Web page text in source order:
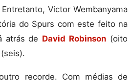
Victor Wembanyama
do Spurs com este feito na
atrás de David Robinson (oito
(seis).
recorde. Com médias de